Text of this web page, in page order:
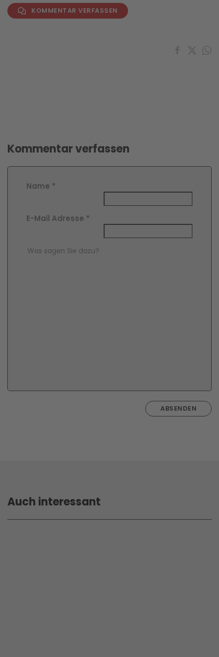
KOMMENTAR VERFASSEN
Kommentar verfassen
Name *
E-Mail Adresse *
Comment Text*
ABSENDEN
Auch interessant